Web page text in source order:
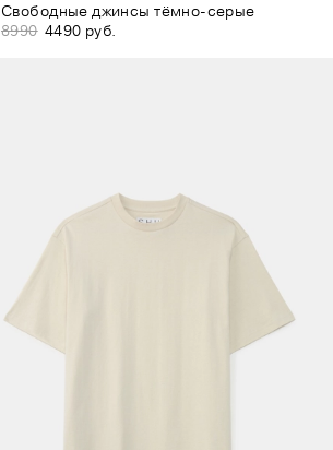
Свободные джинсы тёмно-серые
8990 4490 руб.